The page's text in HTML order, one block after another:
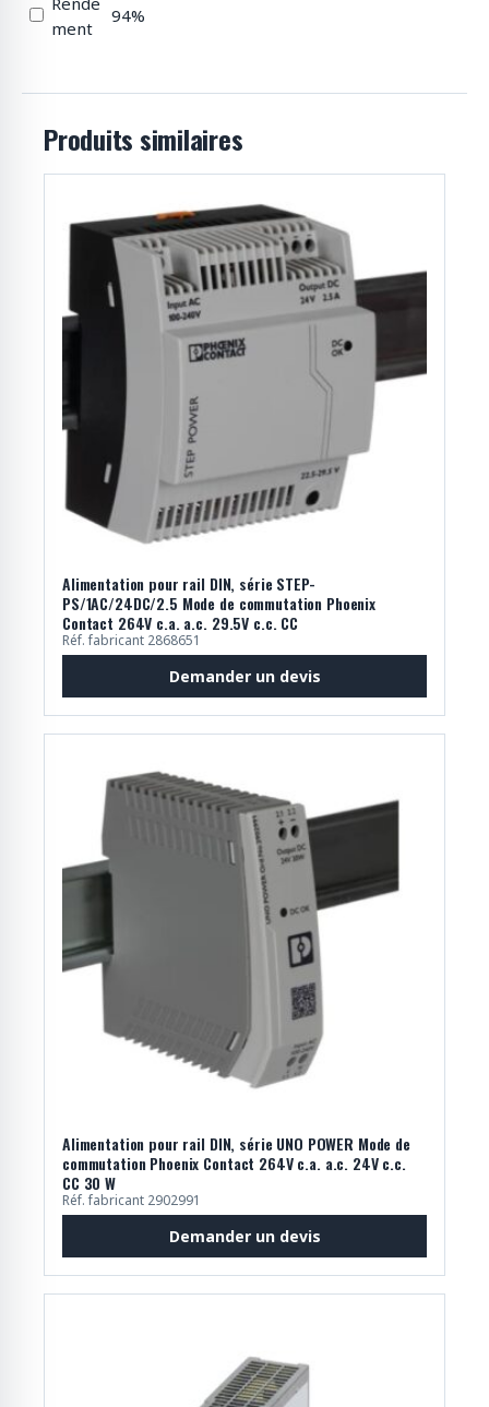
ment
94%
Produits similaires
Alimentation pour rail DIN, série STEP-
PS/1AC/24DC/2.5 Mode de commutation Phoenix
Contact 264V c.a. a.c. 29.5V c.c. CC
Réf. fabricant 2868651
Demander un devis
Alimentation pour rail DIN, série UNO POWER Mode de
commutation Phoenix Contact 264V c.a. a.c. 24V c.c.
CC 30 W
Réf. fabricant 2902991
Demander un devis